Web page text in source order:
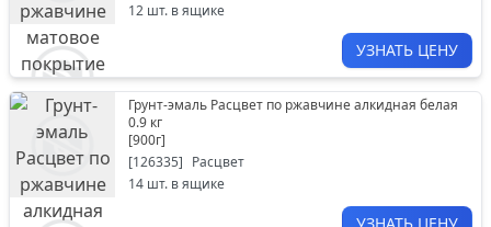
12 шт. в ящике
УЗНАТЬ ЦЕНУ
Грунт-эмаль Расцвет по ржавчине алкидная белая
0.9 кг
[900г]
[126335] Расцвет
14 шт. в ящике